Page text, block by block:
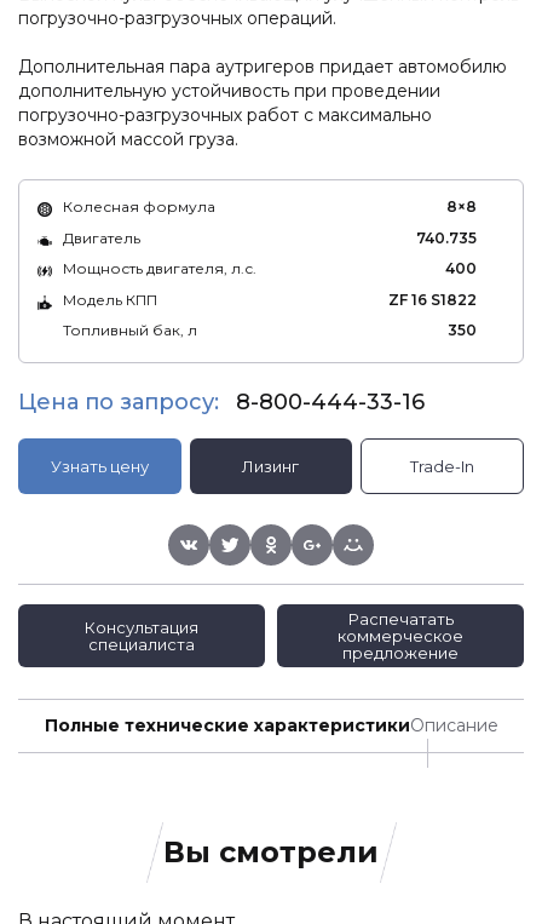
погрузочно-разгрузочных операций.
Дополнительная пара аутригеров придает автомобилю
дополнительную устойчивость при проведении
погрузочно-разгрузочных работ с максимально
возможной массой груза.
Колесная формула
8×8
Двигатель
740.735
Мощность двигателя, л.с.
400
Модель КПП
ZF 16 S1822
Топливный бак, л
350
Цена по запросу: 8-800-444-33-16
Узнать цену Лизинг Trade-In
Консультация
специалиста
Распечатать
коммерческое
предложение
Полные технические характеристикиОписание
Вы смотрели